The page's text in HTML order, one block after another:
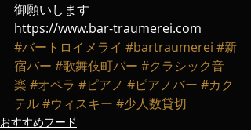
御願いします
https://www.bar-traumerei.com
#バートロイメライ #bartraumerei #新
宿バー #歌舞伎町バー #クラシック音
楽 #オペラ #ピアノ #ピアノバー #カク
テル#ウィスキー #少人数貸切
おすすめフード